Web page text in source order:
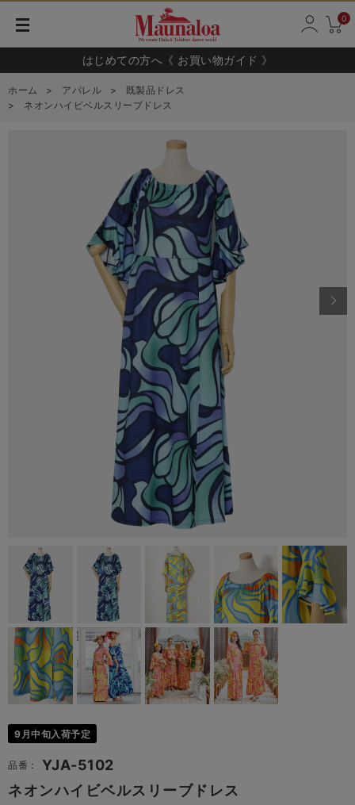
0
はじめての方へ《 お買い物ガイド 》
ホーム > アパレル >
既製品ドレス
>
ネオンハイビベルスリーブドレス
9月中旬入荷予定
品番：
YJA-5102
ネオンハイビベルスリーブドレス